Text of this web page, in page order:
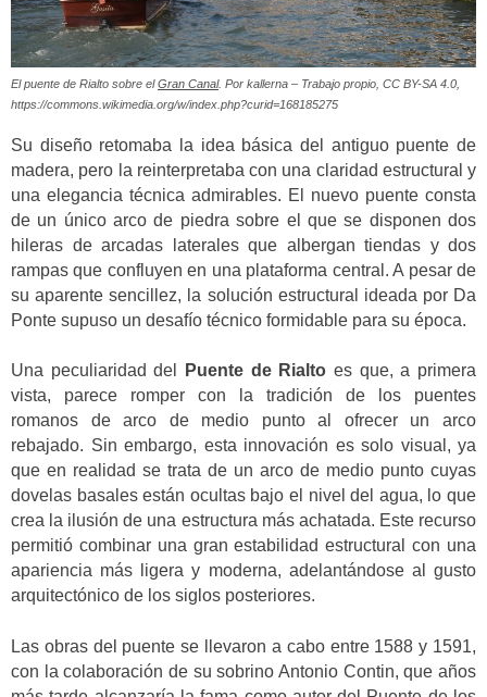
El puente de Rialto sobre elGran Canal. Por kallerna – Trabajo propio, CC BY-SA 4.0,
https://commons.wikimedia.org/w/index.php?curid=168185275
Su diseño retomaba la idea básica del antiguo puente de
madera, pero la reinterpretaba con una claridad estructural y
una elegancia técnica admirables. El nuevo puente consta
de un único arco de piedra sobre el que se disponen dos
hileras de arcadas laterales que albergan tiendas y dos
rampas que confluyen en una plataforma central. A pesar de
su aparente sencillez, la solución estructural ideada por Da
Ponte supuso un desafío técnico formidable para su época.
Una peculiaridad del Puente de Rialto es que, a primera
vista, parece romper con la tradición de los puentes
romanos de arco de medio punto al ofrecer un arco
rebajado. Sin embargo, esta innovación es solo visual, ya
que en realidad se trata de un arco de medio punto cuyas
dovelas basales están ocultas bajo el nivel del agua, lo que
crea la ilusión de una estructura más achatada. Este recurso
permitió combinar una gran estabilidad estructural con una
apariencia más ligera y moderna, adelantándose al gusto
arquitectónico de los siglos posteriores.
Las obras del puente se llevaron a cabo entre 1588 y 1591,
con la colaboración de su sobrino Antonio Contin, que años